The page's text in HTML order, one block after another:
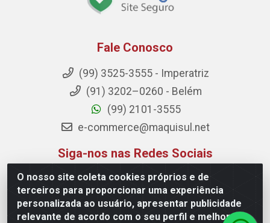
O nosso site coleta cookies próprios e de
terceiros para proporcionar uma experiência
personalizada ao usuário, apresentar publicidade
relevante de acordo com o seu perfil e melhorar a
Fale Conosco
(99) 3525-3555 - Imperatriz
(91) 3202–0260 - Belém
(99) 2101-3555
e-commerce@maquisul.net
Siga-nos nas Redes Sociais
Instagram
Facebook
Linkedin